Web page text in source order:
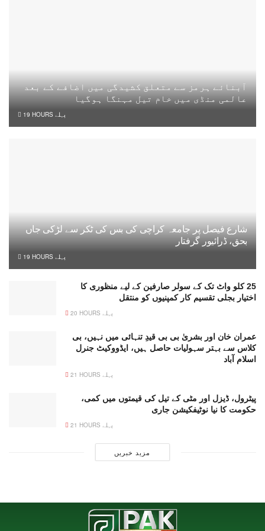
آبنائے ہرمز سے متعلق کشیدگی میں اضافے کے بعد
عالمی منڈی میں خام تیل مہنگا ہوگیا
19 HOURS پہلے
شارع فیصل پر جامعہ کراچی کی بس کی ٹکر سے لڑکی جاں
بحق، ڈرائیور گرفتار
19 HOURS پہلے
25 کلو واٹ تک کے سولر صارفین کے لیے منظوری کا
اختیار بجلی تقسیم کار کمپنیوں کو منتقل
20 HOURS پہلے
عمران خان اور بشریٰ بی بی قیدِ تنہائی میں نہیں، بی
کلاس سے بہتر سہولیات حاصل ہیں، ایڈووکیٹ جنرل
اسلام آباد
21 HOURS پہلے
پیٹرول، ڈیزل اور مٹی کے تیل کی قیمتوں میں کمی،
حکومت کا نیا نوٹیفکیشن جاری
21 HOURS پہلے
مزید خبریں